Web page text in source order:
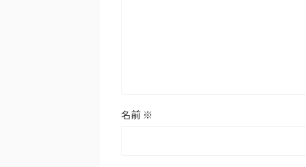
名前 ※